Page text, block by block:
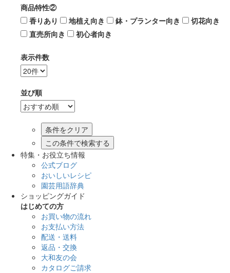
商品特性②
香りあり
地植え向き 鉢・プランター向き
切花向き
直売所向き
初心者向き
表示件数
並び順
この条件で検索する
特集・お役立ち情報
公式ブログ
おいしいレシピ
園芸用語辞典
ショッピングガイド
はじめての方
お買い物の流れ
お支払い方法
配送・送料
返品・交換
大和友の会
カタログご請求